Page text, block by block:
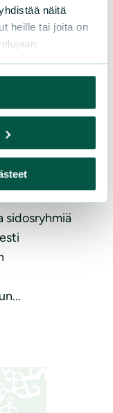
näitä
heille tai joita on
ilmasto-
(2021-
ohjelma
Mikkelin
sidosryhmiä